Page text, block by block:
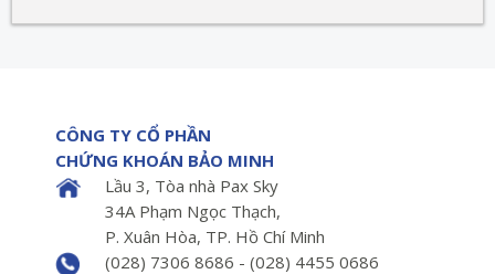
CÔNG TY CỔ PHẦN
CHỨNG KHOÁN BẢO MINH
Lầu 3, Tòa nhà Pax Sky
34A Phạm Ngọc Thạch,
P. Xuân Hòa, TP. Hồ Chí Minh
(028) 7306 8686 - (028) 4455 0686